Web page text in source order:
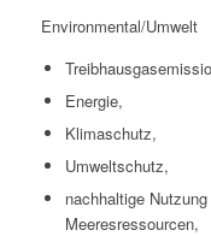
Environmental/Umwelt
Energie,
Klimaschutz,
Umweltschutz,
nachhaltige
Meeresressourcen,